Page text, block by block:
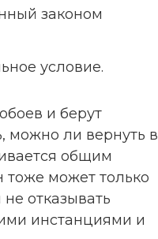
законом
условие.
и берут
можно ли вернуть в
общим
тоже может только
отказывать
инстанциями и